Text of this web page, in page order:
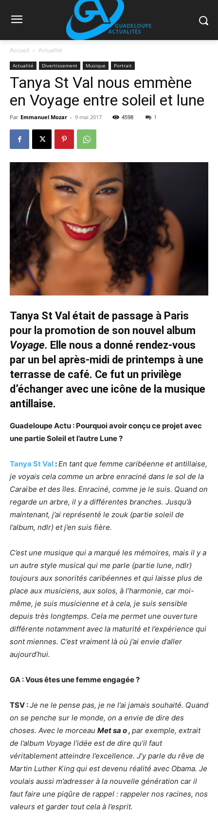
Accueil Actualité
Actualité Divertissement Musique Portrait
Tanya St Val nous emmène
en Voyage entre soleil et lune
Par Emmanuel Mozar - 9 mai 2017 4598 1
Tanya St Val était de passage à Paris
pour la promotion de son nouvel album
Voyage. Elle nous a donné rendez-vous
par un bel après-midi de printemps à une
terrasse de café. Ce fut un privilège
d ’échanger avec une icône de la musique
antillaise.
Guadeloupe Actu : Pourquoi avoir conçu ce projet avec
une partie Soleil et l’autre Lune ?
Tanya St Val :En tant que femme caribéenne et antillaise,
je voyais cela comme un arbre enraciné dans le sol de la
Caraïbe et des îles. Enraciné, comme je le suis. Quand on
regarde un arbre, il y a différentes branches. Jusqu’à
maintenant, j’ai représenté le zouk (partie soleil de
l’album, ndlr) et j’en suis fière.
C’est une musique qui a marqué les mémoires, mais il y a
un autre style musical qui me parle (partie lune, ndlr)
toujours aux sonorités caribéennes et qui laisse plus de
place aux musiciens, aux solos, à l’harmonie, car moi-
même, je suis musicienne et à cela, je suis sensible
depuis très longtemps. Cela me permet une ouverture
différente notamment avec la maturité et l’expérience qui
sont miennes. C’est vraiment là où j’ai envie d’aller
aujourd’hui.
GA : Vous êtes une femme engagée?
TSV :Je ne le pense pas, je ne l’ai jamais souhaité. Quand
on se penche sur le monde, on a envie de dire des
choses. Avec le morceau Met sa o , par exemple, extrait
de l’album Voyage l’idée est de dire qu’il faut
véritablement atteindre l’excellence. J’y parle du rêve de
Martin Luther King qui est devenu réalité avec Obama. Je
voulais aussi m’adresser à la nouvelle génération car il
faut faire une piqûre de rappel : rappeler nos racines, nos
valeurs et garder tout cela à l’esprit.